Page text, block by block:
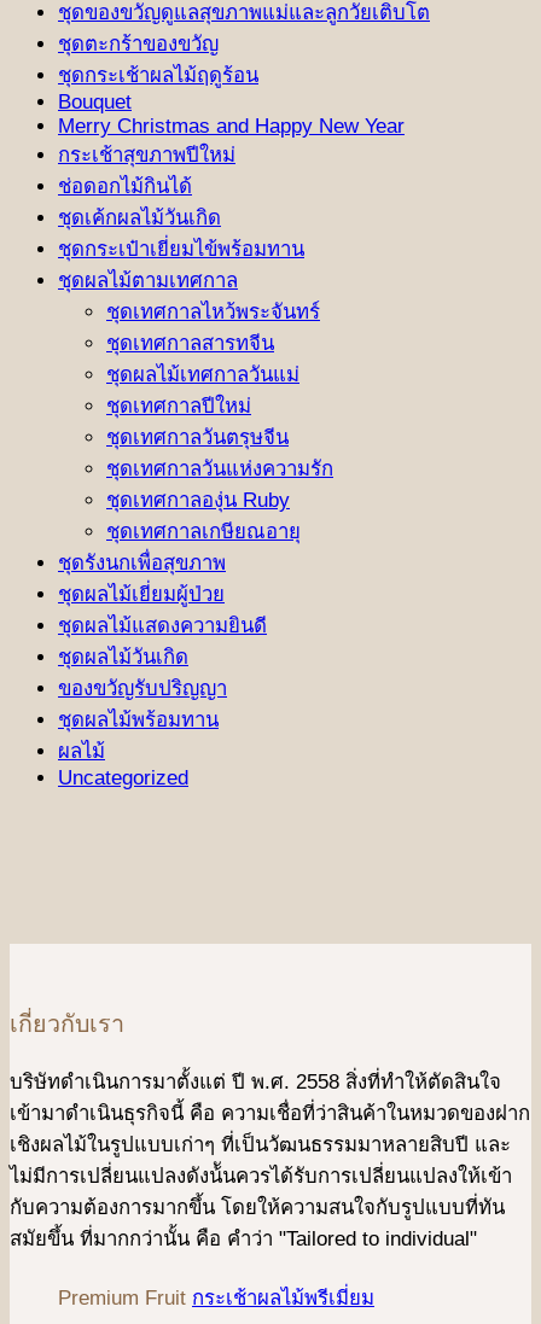
ชุดของขวัญดูแลสุขภาพแม่และลูกวัยเติบโต
ชุดตะกร้าของขวัญ
ชุดกระเช้าผลไม้ฤดูร้อน
Bouquet
Merry Christmas and Happy New Year
กระเช้าสุขภาพปีใหม่
ช่อดอกไม้กินได้
ชุดเค้กผลไม้วันเกิด
ชุดกระเป๋าเยี่ยมไข้พร้อมทาน
ชุดผลไม้ตามเทศกาล
ชุดเทศกาลไหว้พระจันทร์
ชุดเทศกาลสารทจีน
ชุดผลไม้เทศกาลวันแม่
ชุดเทศกาลปีใหม่
ชุดเทศกาลวันตรุษจีน
ชุดเทศกาลวันแห่งความรัก
ชุดเทศกาลองุ่น Ruby
ชุดเทศกาลเกษียณอายุ
ชุดรังนกเพื่อสุขภาพ
ชุดผลไม้เยี่ยมผู้ป่วย
ชุดผลไม้แสดงความยินดี
ชุดผลไม้วันเกิด
ของขวัญรับปริญญา
ชุดผลไม้พร้อมทาน
ผลไม้
Uncategorized
เกี่ยวกับเรา
บริษัทดําเนินการมาตั้งแต่ ปี พ.ศ. 2558 สิ่งที่ทำให้ตัดสินใจ
เข้ามาดําเนินธุรกิจนี้ คือ ความเชื่อที่ว่าสินค้าในหมวดของฝาก
เชิงผลไม้ในรูปแบบเก่าๆ ที่เป็นวัฒนธรรมมาหลายสิบปี และ
ไม่มีการเปลี่ยนแปลงดังน้ันควรได้รับการเปลี่ยนแปลงให้เข้า
กับความต้องการมากขึ้น โดยให้ความสนใจกับรูปแบบที่ทัน
สมัยขึ้น ที่มากกว่านั้น คือ คําว่า "Tailored to individual"
Premium Fruit กระเช้าผลไม้พรีเมี่ยม